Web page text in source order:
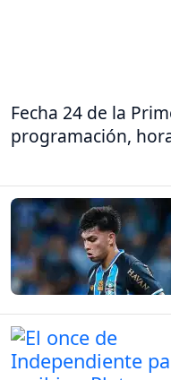
Fecha 24 de la
programación,